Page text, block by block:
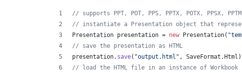
// supports PPT, POT, PPS, PPTX, POTX, PPSX,
// instantiate a Presentation object that
Presentation presentation = new Presentation(
// save the presentation as HTML
presentation. save( "output.html" , SaveFormat . Html
// load the HTML file in an instance of Workbook